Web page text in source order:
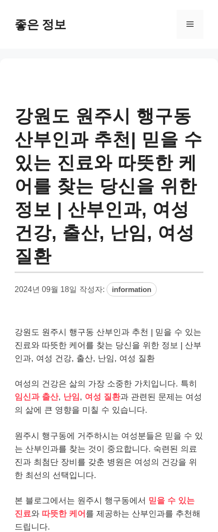
좋은 정보 메
강원도 원주시 행구동
산부인과 추천| 믿을 수
있는 진료와 따뜻한 케
어를 찾는 당신을 위한
정보 | 산부인과, 여성
건강, 출산, 난임, 여성
질환
2024년 09월 18일 작성자: information
강원도 원주시 행구동 산부인과 추천 | 믿을 수 있는
진료와 따뜻한 케어를 찾는 당신을 위한 정보 | 산부
인과, 여성 건강, 출산, 난임, 여성 질환
여성의 건강은 삶의 가장 소중한 가치입니다. 특히
임신과 출산, 난임, 여성 질환과 관련된 문제는 여성
의 삶에 큰 영향을 미칠 수 있습니다.
원주시 행구동에 거주하시는 여성분들은 믿을 수 있
는 산부인과를 찾는 것이 중요합니다. 숙련된 의료
진과 최첨단 장비를 갖춘 병원은 여성의 건강을 위
한 최선의 선택입니다.
본 블로그에서는 원주시 행구동에서 믿을 수 있는
진료와 따뜻한 케어 를 제공하는 산부인과를 추천해
드립니다.